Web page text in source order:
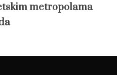
metropolama